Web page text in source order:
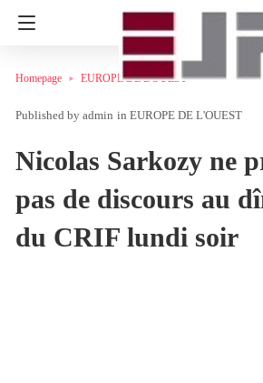
Homepage EUROPE DE L'OUEST
admin in EUROPE DE L'OUEST
Nicolas Sarkozy ne
pas de discours au
du CRIF lundi soir